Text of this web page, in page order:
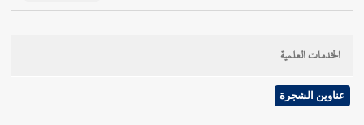
الخدمات العلمية
عناوين الشجرة